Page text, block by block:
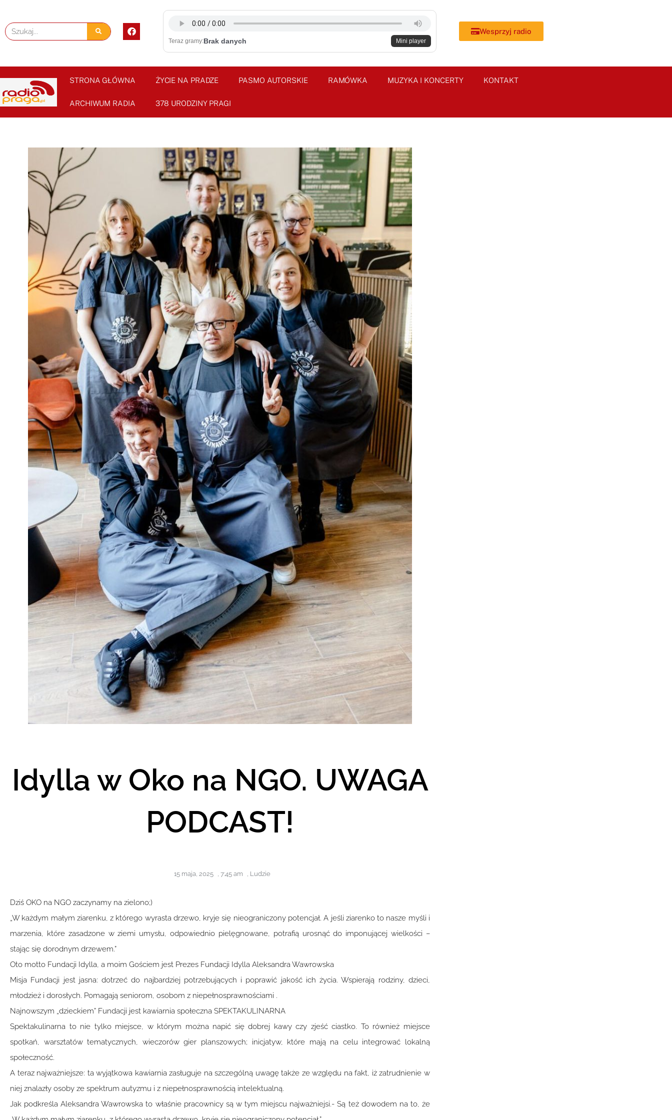
content
Szukaj
F
a
c
o
o
k
Teraz gramy:Brak danych Mini player
Wesprzyj radio
STRONA GŁÓWNA ŻYCIE NA PRADZE PASMO AUTORSKIE RAMÓWKA MUZYKA I KONCERTY KONTAKT
ARCHIWUM RADIA 378 URODZINY PRAGI
Idylla w Oko na NGO. UWAGA
PODCAST!
15 maja, 2025 , 7:45 am , Ludzie
Dziś OKO na NGO zaczynamy na zielono;)
„W każdym małym ziarenku, z którego wyrasta drzewo, kryje się nieograniczony potencjał. A jeśli ziarenko to nasze myśli i
marzenia, które zasadzone w ziemi umysłu, odpowiednio pielęgnowane, potrafią urosnąć do imponującej wielkości –
stając się dorodnym drzewem.”
Oto motto Fundacji Idylla, a moim Gościem jest Prezes Fundacji Idylla Aleksandra Wawrowska
Misja Fundacji jest jasna: dotrzeć do najbardziej potrzebujących i poprawić jakość ich życia. Wspierają rodziny, dzieci,
młodzież i dorosłych. Pomagają seniorom, osobom z niepełnosprawnościami .
Najnowszym „dzieckiem” Fundacji jest kawiarnia społeczna SPEKTAKULINARNA
Spektakulinarna to nie tylko miejsce, w którym można napić się dobrej kawy czy zjeść ciastko. To również miejsce
spotkań, warsztatów tematycznych, wieczorów gier planszowych; inicjatyw, które mają na celu integrować lokalną
społeczność.
A teraz najważniejsze: ta wyjątkowa kawiarnia zasługuje na szczególną uwagę także ze względu na fakt, iż zatrudnienie w
niej znalazły osoby ze spektrum autyzmu i z niepełnosprawnością intelektualną.
Jak podkreśla Aleksandra Wawrowska to właśnie pracownicy są w tym miejscu najważniejsi.- Są też dowodem na to, że